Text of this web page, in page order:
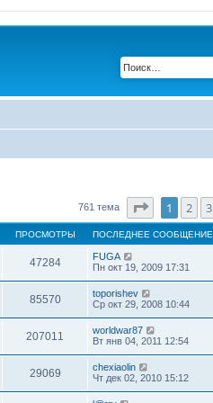
761 тема Страница 1
1 2 3
ПРОСМОТРЫ ПОСЛЕДНЕЕ СООБЩЕНИЕ
47284
FUGA
Пн окт 19, 2009 17:31
85570
toporishev
Ср окт 29, 2008 10:44
207011
worldwar87
Вт янв 04, 2011 12:54
29069
chexiaolin
Чт дек 02, 2010 15:12